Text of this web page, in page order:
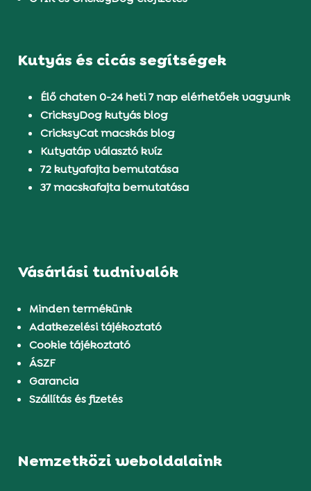
Kutyás és cicás segítségek
Élő chaten 0-24 heti 7 nap elérhetőek vagyunk
CricksyDog kutyás blog
CricksyCat macskás blog
Kutyatáp választó kvíz
72 kutyafajta bemutatása
37 macskafajta bemutatása
Vásárlási tudnivalók
Minden termékünk
Adatkezelési tájékoztató
Cookie tájékoztató
ÁSZF
Garancia
Szállítás és fizetés
Nemzetközi weboldalaink